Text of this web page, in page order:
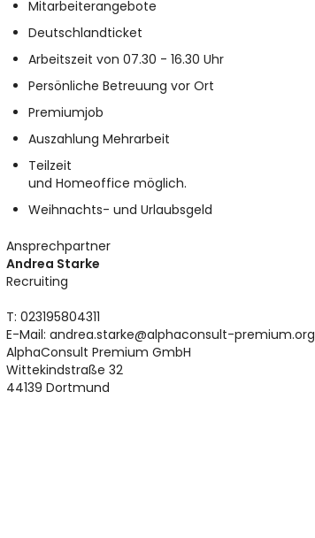
Mitarbeiterangebote
Deutschlandticket
Arbeitszeit von 07.30 - 16.30 Uhr
Persönliche Betreuung vor Ort
Premiumjob
Auszahlung Mehrarbeit
Teilzeit
und Homeoffice möglich.
Weihnachts- und Urlaubsgeld
Ansprechpartner
Andrea Starke
Recruiting
T: 023195804311
E-Mail: andrea.starke@alphaconsult-premium.org
AlphaConsult Premium GmbH
Wittekindstraße 32
44139 Dortmund